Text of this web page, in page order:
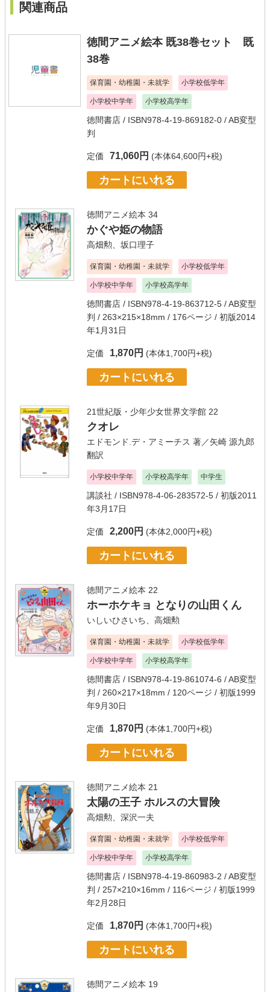
関連商品
徳間アニメ絵本 既38巻セット 既
38巻
保育園・幼稚園・未就学 小学校低学年
小学校中学年 小学校高学年
徳間書店 / ISBN978-4-19-869182-0 / AB変型
判
定価 71,060円 (本体64,600円+税)
カートにいれる
徳間アニメ絵本 34
かぐや姫の物語
高畑勲 坂口理子
保育園・幼稚園・未就学 小学校低学年
小学校中学年 小学校高学年
徳間書店 / ISBN978-4-19-863712-5 / AB変型
判 / 263×215×18mm / 176ページ / 初版2014
年1月31日
定価 1,870円 (本体1,700円+税)
カートにいれる
21世紀版・少年少女世界文学館 22
クオレ
エドモンド.デ・アミーチス 著／矢崎 源九郎
翻訳
小学校中学年 小学校高学年 中学生
講談社 / ISBN978-4-06-283572-5 / 初版2011
年3月17日
定価 2,200円 (本体2,000円+税)
カートにいれる
徳間アニメ絵本 22
ホーホケキョ となりの山田くん
いしいひさいち 高畑勲
保育園・幼稚園・未就学 小学校低学年
小学校中学年 小学校高学年
徳間書店 / ISBN978-4-19-861074-6 / AB変型
判 / 260×217×18mm / 120ページ / 初版1999
年9月30日
定価 1,870円 (本体1,700円+税)
カートにいれる
徳間アニメ絵本 21
太陽の王子 ホルスの大冒険
高畑勲 深沢一夫
保育園・幼稚園・未就学 小学校低学年
小学校中学年 小学校高学年
徳間書店 / ISBN978-4-19-860983-2 / AB変型
判 / 257×210×16mm / 116ページ / 初版1999
年2月28日
定価 1,870円 (本体1,700円+税)
カートにいれる
徳間アニメ絵本 19